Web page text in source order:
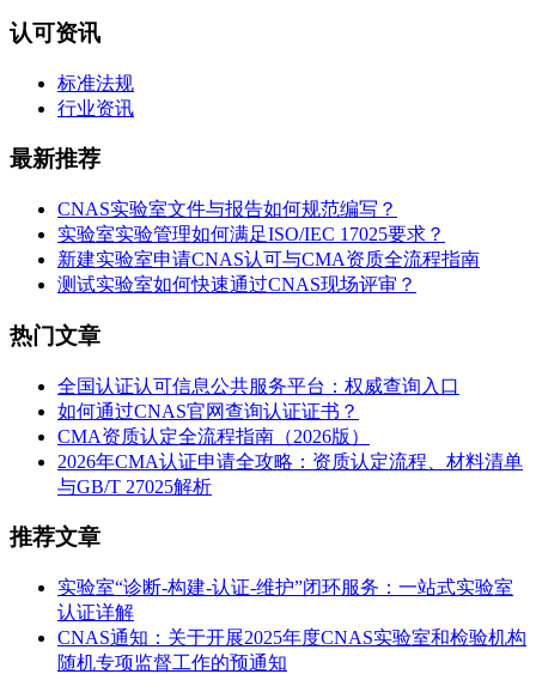
认可资讯
标准法规
行业资讯
最新推荐
CNAS实验室文件与报告如何规范编写？
实验室实验管理如何满足ISO/IEC 17025要求？
新建实验室申请CNAS认可与CMA资质全流程指南
测试实验室如何快速通过CNAS现场评审？
热门文章
全国认证认可信息公共服务平台：权威查询入口
如何通过CNAS官网查询认证证书？
CMA资质认定全流程指南（2026版）
2026年CMA认证申请全攻略：资质认定流程、材料清单
与GB/T 27025解析
推荐文章
实验室“诊断-构建-认证-维护”闭环服务：一站式实验室
认证详解
CNAS通知：关于开展2025年度CNAS实验室和检验机构
随机专项监督工作的预通知